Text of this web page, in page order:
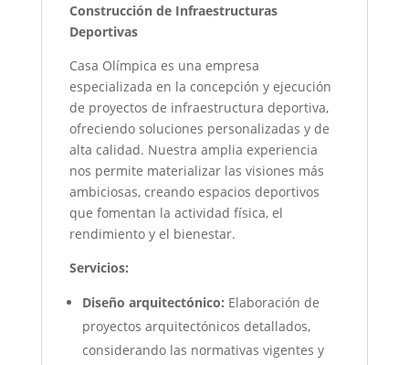
Construcción de Infraestructuras
Deportivas
Casa Olímpica es una empresa
especializada en la concepción y ejecución
de proyectos de infraestructura deportiva,
ofreciendo soluciones personalizadas y de
alta calidad. Nuestra amplia experiencia
nos permite materializar las visiones más
ambiciosas, creando espacios deportivos
que fomentan la actividad física, el
rendimiento y el bienestar.
Servicios:
Diseño arquitectónico: Elaboración de
proyectos arquitectónicos detallados,
considerando las normativas vigentes y